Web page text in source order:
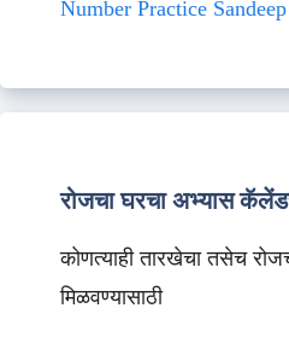
Number Practice
रोजचा घरचा अभ्यास
कोणत्याही तारखेचा तसेच
मिळवण्यासाठी